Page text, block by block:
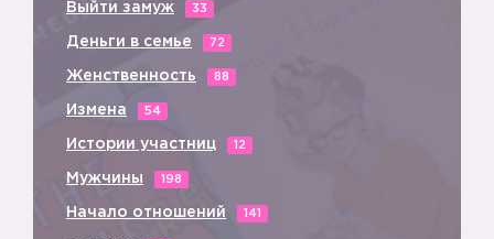
Выйти замуж 33
Деньги в семье 72
Женственность 88
Измена 54
Истории участниц 12
Мужчины 198
Начало отношений 141